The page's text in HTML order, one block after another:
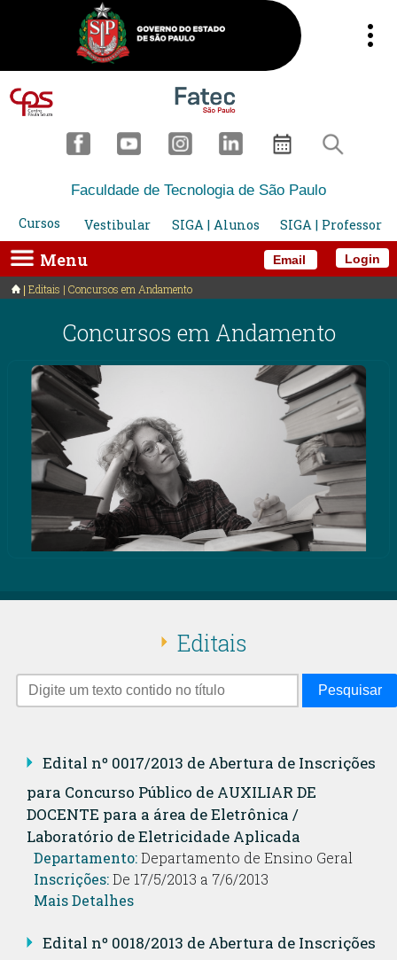
Email
Faculdade de Tecnologia de São Paulo
Cursos
Vestibular SIGA | Alunos SIGA | Professor
Menu Login
Editais | Concursos em Andamento
Concursos em Andamento
Editais
Pesquisar
Edital nº 0017/2013 de Abertura de Inscrições
para Concurso Público de AUXILIAR DE
DOCENTE para a área de Eletrônica /
Laboratório de Eletricidade Aplicada
Departamento:Departamento de Ensino Geral
Inscrições:De 17/5/2013 a 7/6/2013
Mais Detalhes
Edital nº 0018/2013 de Abertura de Inscrições